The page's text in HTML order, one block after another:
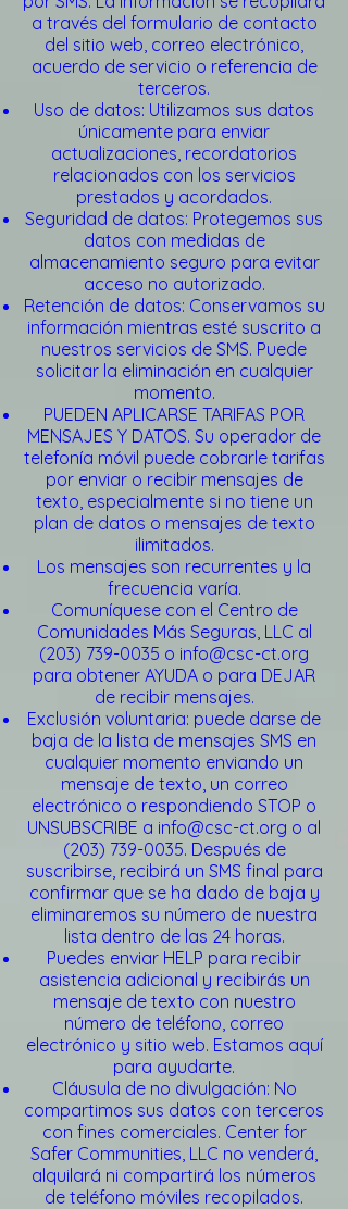
a través del formulario de contacto
del sitio web, correo electrónico,
acuerdo de servicio o referencia de
terceros.
Uso de datos: Utilizamos sus datos
únicamente para enviar
actualizaciones, recordatorios
relacionados con los servicios
prestados y acordados.
Seguridad de datos: Protegemos sus
datos con medidas de
almacenamiento seguro para evitar
acceso no autorizado.
Retención de datos: Conservamos su
información mientras esté suscrito a
nuestros servicios de SMS. Puede
solicitar la eliminación en cualquier
momento.
PUEDEN APLICARSE TARIFAS POR
MENSAJES Y DATOS. Su operador de
telefonía móvil puede cobrarle tarifas
por enviar o recibir mensajes de
texto, especialmente si no tiene un
plan de datos o mensajes de texto
ilimitados.
Los mensajes son recurrentes y la
frecuencia varía.
Comuníquese con el Centro de
Comunidades Más Seguras, LLC al
(203) 739-0035 o info@csc-ct.org
para obtener AYUDA o para DEJAR
de recibir mensajes.
Exclusión voluntaria: puede darse de
baja de la lista de mensajes SMS en
cualquier momento enviando un
mensaje de texto, un correo
electrónico o respondiendo STOP o
UNSUBSCRIBE a info@csc-ct.org o al
(203) 739-0035. Después de
suscribirse, recibirá un SMS final para
confirmar que se ha dado de baja y
eliminaremos su número de nuestra
lista dentro de las 24 horas.
Puedes enviar HELP para recibir
asistencia adicional y recibirás un
mensaje de texto con nuestro
número de teléfono, correo
electrónico y sitio web. Estamos aquí
para ayudarte.
Cláusula de no divulgación: No
compartimos sus datos con terceros
con fines comerciales. Center for
Safer Communities, LLC no venderá,
alquilará ni compartirá los números
de teléfono móviles recopilados.